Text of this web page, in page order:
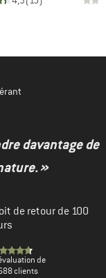
davantage de
»
de retour de 100
de
clients